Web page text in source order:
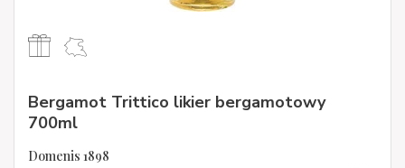
Bergamot Trittico likier bergamotowy
700ml
Domenis 1898